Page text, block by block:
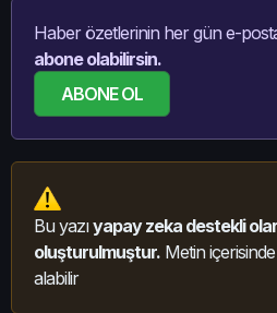
Haber özetlerinin her gün e-
abone olabilirsin.
ABONE OL
Bu yazıyapay zeka destekli
oluşturulmuştur. Metin
alabilir